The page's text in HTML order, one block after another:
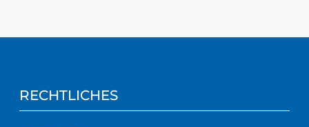
RECHTLICHES